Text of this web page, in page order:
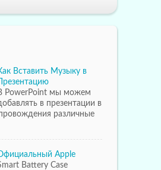
Вставить Музыку в
Презентацию
PowerPoint мы можем
в презентации в
различные
Apple
Battery Case